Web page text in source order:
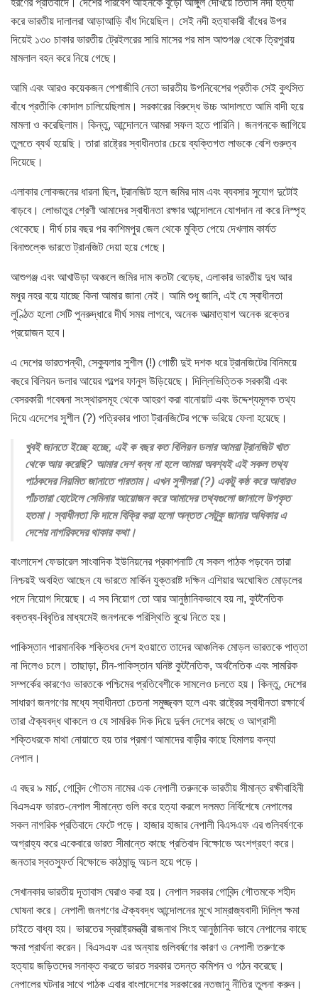
করে ভারতীয় দালালরা আড়াআড়ি বাঁধ দিয়েছিল। সেই নদী হত্যাকারী বাঁধের উপর
দিয়েই ১৩০ চাকার ভারতীয় ট্রেইলরের সারি মাসের পর মাস আশুগঞ্জ থেকে ত্রিপুরায়
মামলাল বহন করে নিয়ে গেছে।
আমি এবং আরও কয়েকজন পেশাজীবি নেতা ভারতীয় উপনিবেশের প্রতীক সেই কুৎসিত
বাঁধে প্রতীকি কোদাল চালিয়েছিলাম। সরকারের বিরুদ্ধে উচ্চ আদালতে আমি বাদী হয়ে
মামলা ও করেছিলাম। কিন্তু, আন্দোলনে আমরা সফল হতে পারিনি। জনগনকে জাগিয়ে
তুলতে ব্যর্থ হয়েছি। তারা রাষ্ট্রের স্বাধীনতার চেয়ে ব্যক্তিগত লাভকে বেশি গুরুত্ব
দিয়েছে।
এলাকার লোকজনের ধারনা ছিল, ট্রানজিট হলে জমির দাম এবং ব্যবসার সুযোগ দুটোই
বাড়বে। লোভাতুর শ্রেণী আমাদের স্বাধীনতা রক্ষার আন্দোলনে যোগদান না করে নিস্পৃহ
থেকেছে। দীর্ঘ চার বছর পর কাশিমপুর জেল থেকে মুক্তি পেয়ে দেখলাম কার্যত
বিনাশুল্কে ভারতে ট্রানজিট দেয়া হয়ে গেছে।
আশুগঞ্জ এবং আখাউড়া অঞ্চলে জমির দাম কতটা বেড়েছ, এলাকার ভারতীয় দুধ আর
মধুর নহর বয়ে যাচ্ছে কিনা আমার জানা নেই। আমি শুধু জানি, এই যে স্বাধীনতা
লুণ্ঠিত হলো সেটি পুনরুদ্ধারে দীর্ঘ সময় লাগবে, অনেক আত্মাত্যাগ অনেক রক্তের
প্রয়োজন হবে।
এ দেশের ভারতপন্থী, সেক্যুলার সুশীল (!) গোষ্ঠী দুই দশক ধরে ট্রানজিটের বিনিময়ে
বছরে বিলিয়ন ডলার আয়ের গল্পের ফানুস উড়িয়েছে। দিল্লিভিত্তিক সরকারী এবং
বেসরকারী গবেষনা সংস্থারসমূহ থেকে আহরণ করা বানোয়াট এবং উদ্দেশ্যমূলক তথ্য
দিয়ে এদেশের সুশীল (?) পত্রিকার পাতা ট্রানজিটের পক্ষে ভরিয়ে ফেলা হয়েছে।
খুবই জানতে ইচ্ছে হচ্ছে, এই ক বছর কত বিলিয়ন ডলার আমরা ট্রানজিট খাত
থেকে আয় করেছি? আমার দেশ বন্ধ না হলে আমরা অবশ্যই এই সকল তথ্য
পাঠকদের নিয়মিত জানাতে পারতাম। এখন সুশীলরা (?) একটু কষ্ঠ করে আবারও
পাঁচতারা হোটেলে সেমিনার আয়োজন করে আমাদের তথ্যগুলো জানালে উপকৃত
হতমা। স্বাধীনতা কি দামে বিক্রি করা হলো অন্তত সেটুকু জানার অধিকার এ
দেশের নাগরিকদের থাকার কথা।
বাংলাদেশ ফেডারেল সাংবাদিক ইউনিয়নের প্রকাশনাটি যে সকল পাঠক পড়বেন তারা
নিশ্চয়ই অবহিত আছেন যে ভারতে মার্কিন যুক্তরাষ্ট দক্ষিন এশিয়ার অঘোষিত মোড়লের
পদে নিয়োগ দিয়েছে। এ সব নিয়োগ তো আর আনুষ্ঠানিকভাবে হয় না, কুটনৈতিক
বক্তব্য-বিবৃতির মাধ্যমেই জনগনকে পরিস্থিতি বুঝে নিতে হয়।
পাকিস্তান পারমানবিক শক্তিধর দেশ হওয়াতে তাদের আঞ্চলিক মোড়ল ভারতকে পাত্তা
না দিলেও চলে। তাছাড়া, চীন-পাকিস্তান ঘনিষ্ট কুটনৈতিক, অর্থনৈতিক এবং সামরিক
সম্পর্কের কারণেও ভারতকে পশ্চিমের প্রতিবেশীকে সামলেও চলতে হয়। কিন্তু, দেশের
সাধারণ জনগণের মধ্যে স্বাধীনতা চেতনা সমুজ্জ্বল হলে এবং রাষ্ট্রের স্বাধীনতা রক্ষার্থে
তারা ঐক্যবদ্ধ থাকলে ও যে সামরিক দিক দিয়ে দুর্বল দেশের কাছে ও আগ্রাসী
শক্তিধরকে মাথা নোয়াতে হয় তার প্রমাণ আমাদের বাড়ীর কাছে হিমালয় কন্যা
নেপাল।
এ বছর ৯ মার্চ, গোবিন্দ গৌতম নামের এক নেপালী তরুনকে ভারতীয় সীমান্ত রক্ষীবাহিনী
বিএসএফ ভারত-নেপাল সীমান্তে গুলি করে হত্যা করলে দলমত নির্বিশেষে নেপালের
সকল নাগরিক প্রতিবাদে ফেটে পড়ে। হাজার হাজার নেপালী বিএসএফ এর গুলিবর্ষণকে
অগ্রাহ্য করে একেবারে ভারত সীমান্তে কাছে প্রতিবাদ বিক্ষোভে অংশগ্রহণ করে।
জনতার স্বতস্ফুর্ত বিক্ষোভে কাঠমান্ডু অচল হয়ে পড়ে।
সেখানকার ভারতীয় দূতাবাস ঘেরাও করা হয়। নেপাল সরকার গোবিন্দ গৌতমকে শহীদ
ঘোষনা করে। নেপালী জনগণের ঐক্যবদ্ধ আন্দোলনের মুখে সাম্রাজ্যবাদী দিল্লি ক্ষমা
চাইতে বাধ্য হয়। ভারতের স্বরাষ্ট্রমন্ত্রী রাজনাথ সিংহ আনুষ্ঠানিক ভাবে নেপালের কাছে
ক্ষমা প্রার্থনা করেন। বিএসএফ এর অন্যায় গুলিবর্ষণের কারণ ও নেপালী তরুণকে
হত্যায় জড়িতদের সনাক্ত করতে ভারত সরকার তদন্ত কমিশন ও গঠন করেছে।
নেপালের ঘটনার সাথে পাঠক এবার বাংলাদেশের সরকারের নতজানু নীতির তুলনা করুন।